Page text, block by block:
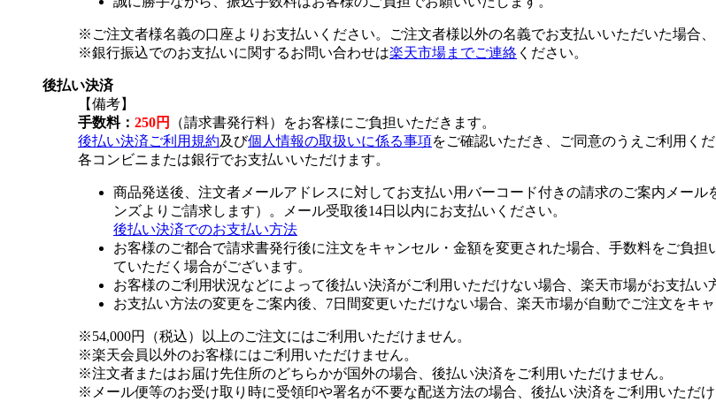
※ご注文者様名義の口座よりお支払いください。ご注文者様以外の名義でお支払いいただいた場合
※銀行振込でのお支払いに関するお問い合わせは楽天市場までご連絡 ください。
後払い決済
【備考】
手数料： 250円
（請求書発行料）をお客様にご負担いただきます。
後払い決済ご利用規約及び個人情報の取扱いに係る事項をご確認いただき、ご同意のうえご利用くだ
各コンビニまたは銀行でお支払いいただけます。
商品発送後、注文者メールアドレスに対してお支払い用バーコード付きの請求のご案内メー
ンズよりご請求します）。メール受取後14日以内にお支払いください。
後払い決済でのお支払い方法
お客様のご都合で請求書発行後に注文をキャンセル・金額を変更された場合、手数料をご負
ていただく場合がございます。
お客様のご利用状況などによって後払い決済がご利用いただけない場合、楽天市場がお支払い
お支払い方法の変更をご案内後、7日間変更いただけない場合、楽天市場が自動でご注文をキャ
※54,000円（税込）以上のご注文にはご利用いただけません。
※楽天会員以外のお客様にはご利用いただけません。
※注文者またはお届け先住所のどちらかが国外の場合、後払い決済をご利用いただけません。
※メール便等のお受け取り時に受領印や署名が不要な配送方法の場合、後払い決済をご利用いただけ